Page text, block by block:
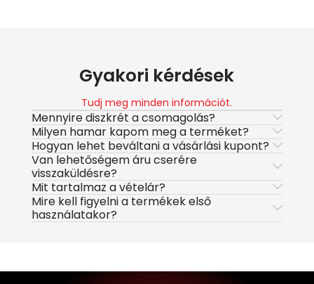
Gyakori kérdések
Tudj meg minden információt.
Mennyire diszkrét a csomagolás?
Milyen hamar kapom meg a terméket?
Hogyan lehet beváltani a vásárlási kupont?
Van lehetőségem áru cserére
visszaküldésre?
Mit tartalmaz a vételár?
Mire kell figyelni a termékek első
használatakor?